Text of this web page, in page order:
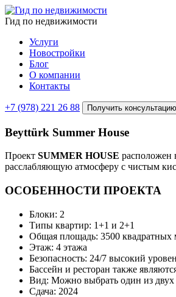
Гид по недвижимости
Услуги
Новостройки
Блог
О компании
Контакты
+7 (978) 221 26 88 Получить консультацию
Beyttürk Summer House
Проект SUMMER HOUSE расположен
расслабляющую атмосферу с чистым
ОСОБЕННОСТИ ПРОЕКТА
Блоки: 2
Типы квартир: 1+1 и 2+1
Общая площадь: 3500 квадратных
Этаж: 4 этажа
Безопасность: 24/7 высокий
Бассейн и ресторан также
Вид: Можно выбрать один из двух
Сдача: 2024